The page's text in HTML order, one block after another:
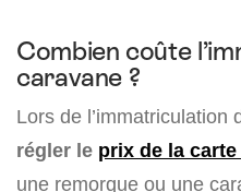
Combien coûte
caravane ?
Lors de l’immatriculation
régler le prix de la
une remorque ou une